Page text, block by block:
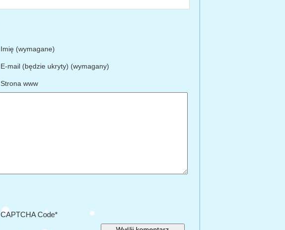
Imię (wymagane)
E-mail (będzie ukryty) (wymagany)
Strona www
CAPTCHA Code*